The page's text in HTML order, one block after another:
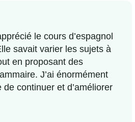
le cours d’espagnol
savait varier les sujets à
en proposant des
J’ai énormément
de continuer et d’améliorer